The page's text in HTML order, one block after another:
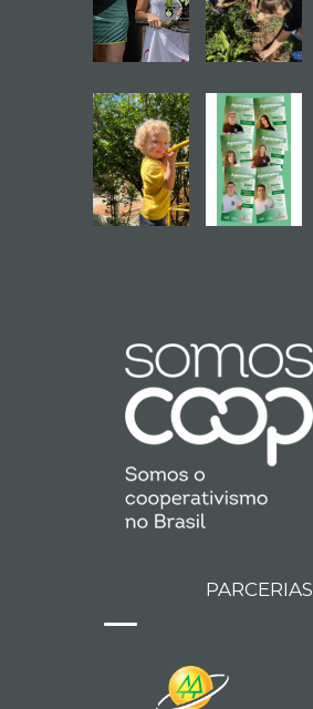
PARCERIAS